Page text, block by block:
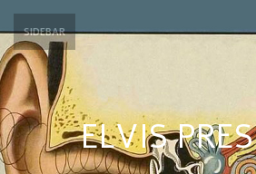
SIDEBAR
ELVIS